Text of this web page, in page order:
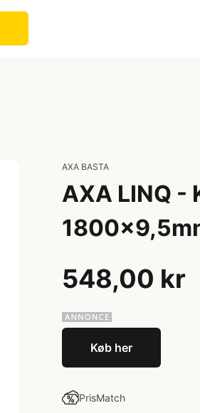
AXA BASTA
AXA LINQ -
548,00 kr
Køb her
PrisMatch